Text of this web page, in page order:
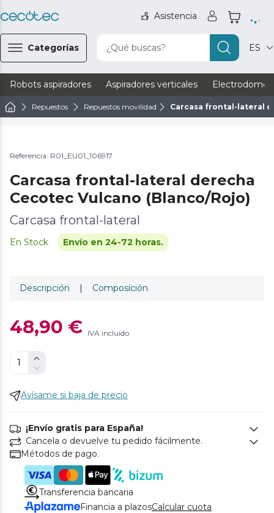
Asistencia
Categorías ¿Qué buscas? ES
Robots aspiradores Aspiradores verticales
Repuestos Repuestos movilidad Carcasa frontal-lateral
Referencia: R01_EU01_106917
Carcasa frontal-lateral derecha
Cecotec Vulcano (Blanco/Rojo)
Carcasa frontal-lateral
En Stock Envío en 24-72 horas.
Descripción | Composición
48,90 € IVA incluido
Avísame si baja de precio
¡Envío gratis para España!
Cancela o devuelve tu pedido fácilmente.
Métodos de pago.
Transferencia bancaria
Financia a plazosCalcular cuota